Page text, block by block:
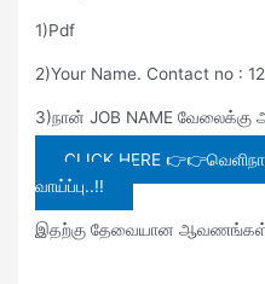
1)Pdf
2)Your Name. Contact no :
3)நான் JOB NAME வேலைக்கு
CLICK HERE
வாய்ப்பு..!!
இதற்கு தேவையான ஆவணங்கள்